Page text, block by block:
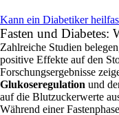
Kann ein Diabetiker
Fasten und Diabetes:
Zahlreiche Studien
positive Effekte auf den
Forschungsergebnisse
Glukoseregulation und
auf die Blutzuckerwerte
Während einer